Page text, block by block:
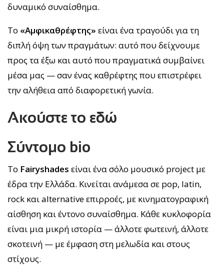
δυναμικό συναίσθημα.
Το «Αμφικαθρέφτης» είναι ένα τραγούδι για τη
διπλή όψη των πραγμάτων: αυτό που δείχνουμε
προς τα έξω και αυτό που πραγματικά συμβαίνει
μέσα μας — σαν ένας καθρέφτης που επιστρέφει
την αλήθεια από διαφορετική γωνία.
Ακούστε το εδώ
Σύντομο bio
Το Fairyshades είναι ένα σόλο μουσικό project με
έδρα την Ελλάδα. Κινείται ανάμεσα σε pop, latin,
rock και alternative επιρροές, με κινηματογραφική
αίσθηση και έντονο συναίσθημα. Κάθε κυκλοφορία
είναι μια μικρή ιστορία — άλλοτε φωτεινή, άλλοτε
σκοτεινή — με έμφαση στη μελωδία και στους
στίχους.